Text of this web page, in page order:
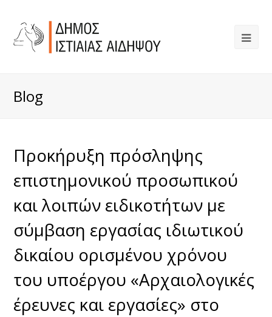
Blog
Προκήρυξη πρόσληψης
επιστημονικού προσωπικού
και λοιπών ειδικοτήτων με
σύμβαση εργασίας ιδιωτικού
δικαίου ορισμένου χρόνου
του υποέργου «Αρχαιολογικές
έρευνες και εργασίες» στο